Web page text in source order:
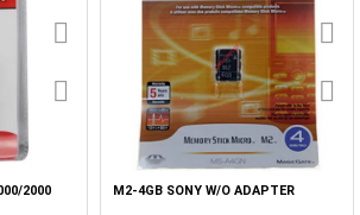
2000
M2-4GB SONY W/O ADAPTER